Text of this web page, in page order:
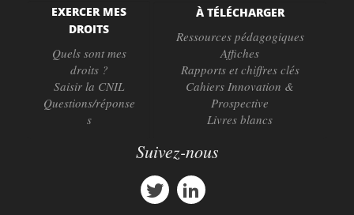
EXERCER MES
DROITS
Quels sont mes
droits ?
Saisir la CNIL
Questions/réponse
s
À TÉLÉCHARGER
Ressources pédagogiques
Affiches
Rapports et chiffres clés
Cahiers Innovation &
Prospective
Livres blancs
Suivez-nous